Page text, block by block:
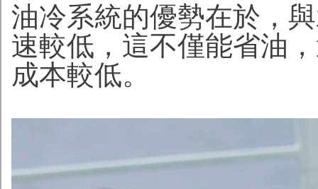
油冷系統的優勢在於，
速較低，這不僅能省油
成本較低。